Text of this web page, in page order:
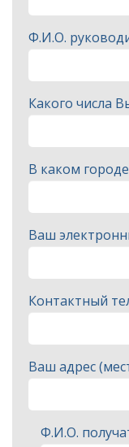
Ф.И.О.
Какого числа
В каком
Ваш
Контактный
Ваш адрес
Ф.И.О.